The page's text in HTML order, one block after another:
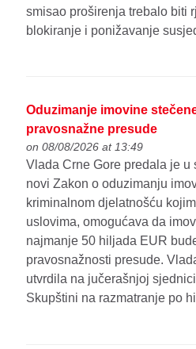
smisao proširenja trebalo biti
blokiranje i ponižavanje
Oduzimanje imovine
pravosnažne presude
on 08/08/2026 at 13:49
Vlada Crne Gore predala je u
novi Zakon o oduzimanju
kriminalnom djelatnošću
uslovima, omogućava da
najmanje 50 hiljada EUR
pravosnažnosti presude.
utvrdila na jučerašnjoj
Skupštini na razmatranje po